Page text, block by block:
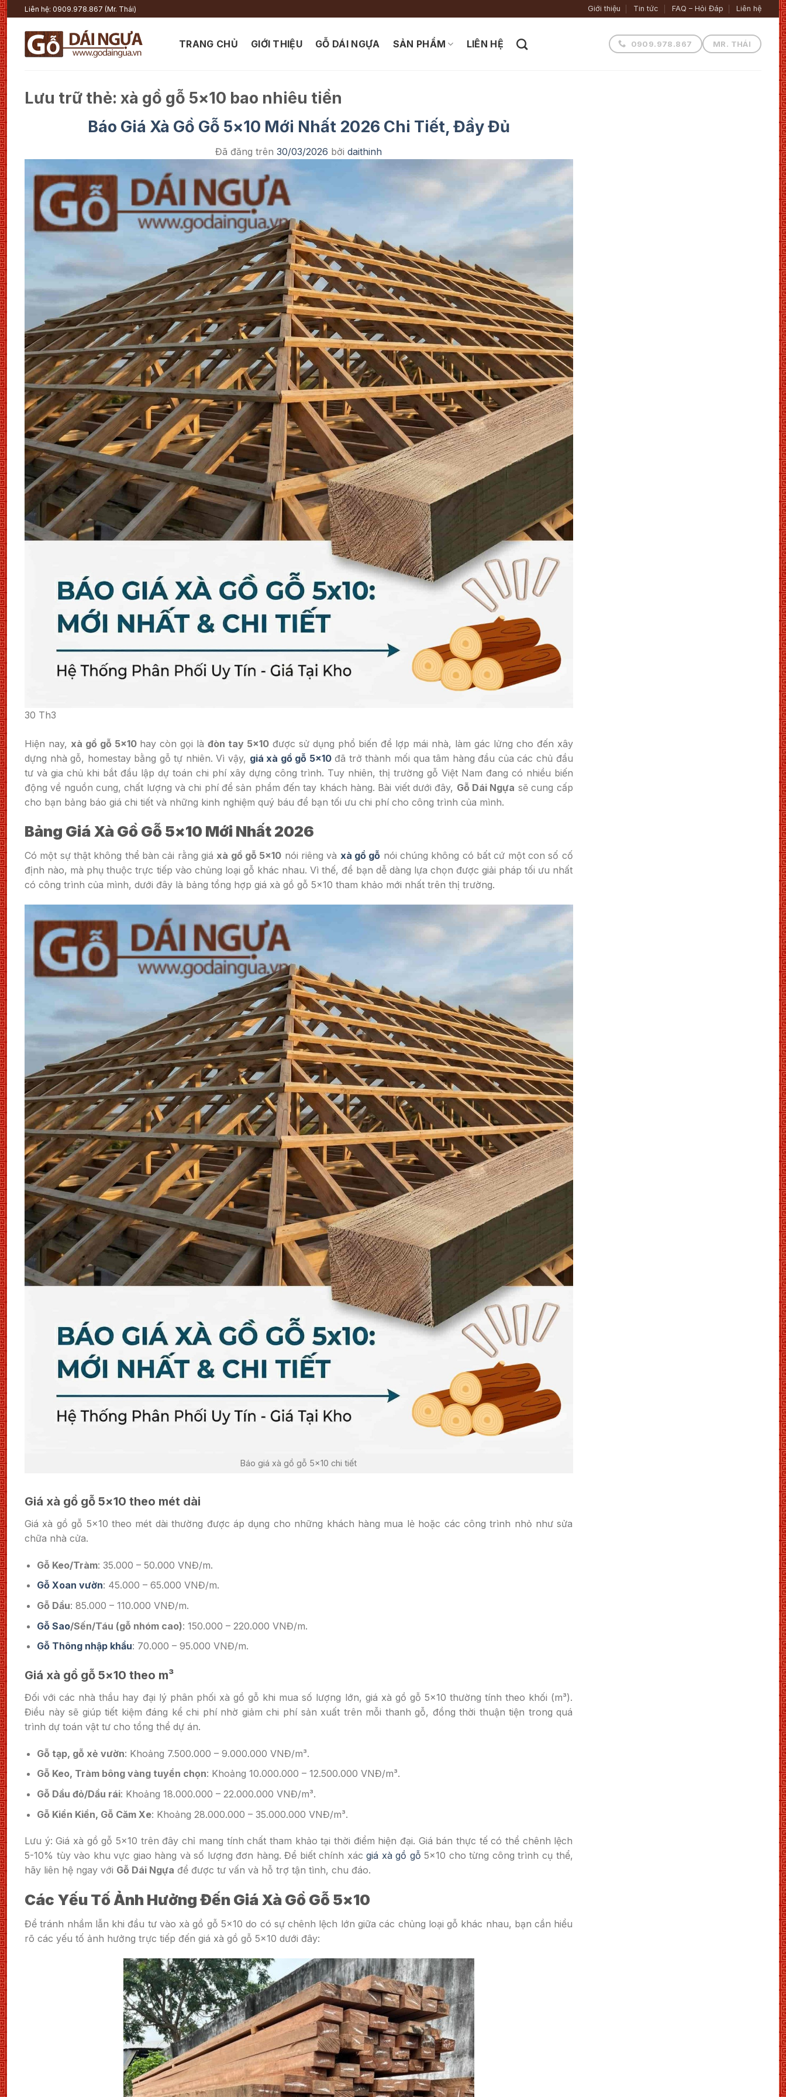
Chuyển
đến
nội
dung
Liên hệ: 0909.978.867 (Mr. Thái) Giới thiệu Tin tức FAQ – Hỏi Đáp Liên hệ
TRANG CHỦ GIỚI THIỆU GỖ DÁI NGỰA SẢN PHẨM LIÊN HỆ 0909.978.867 MR. THÁI
Lưu trữ thẻ: xà gồ gỗ 5×10 bao nhiêu tiền
Báo Giá Xà Gồ Gỗ 5×10 Mới Nhất 2026 Chi Tiết, Đầy Đủ
Đã đăng trên30/03/2026 bởidaithinh
30 Th3
Hiện nay, xà gồ gỗ 5×10hay còn gọi làđòn tay 5×10được sử dụng phổ biến để lợp mái nhà, làm gác lửng cho đến xây
dựng nhà gỗ, homestay bằng gỗ tự nhiên. Vì vậy, giá xà gồ gỗ 5×10đã trở thành mối qua tâm hàng đầu của các chủ đầu
tư và gia chủ khi bắt đầu lập dự toán chi phí xây dựng công trình. Tuy nhiên, thị trường gỗ Việt Nam đang có nhiều biến
động về nguồn cung, chất lượng và chi phí để sản phẩm đến tay khách hàng. Bài viết dưới đây, Gỗ Dái Ngựa sẽ cung cấp
cho bạn bảng báo giá chi tiết và những kinh nghiệm quý báu để bạn tối ưu chi phí cho công trình của mình.
Bảng Giá Xà Gồ Gỗ 5×10 Mới Nhất 2026
Có một sự thật không thể bàn cải rằng giá xà gồ gỗ 5×10 nói riêng và xà gồ gỗ nói chúng không có bất cứ một con số cố
định nào, mà phụ thuộc trực tiếp vào chủng loại gỗ khác nhau. Vì thế, để bạn dễ dàng lựa chọn được giải pháp tối ưu nhất
có công trình của mình, dưới đây là bảng tổng hợp giá xà gồ gỗ 5×10 tham khảo mới nhất trên thị trường.
Báo giá xà gồ gỗ 5×10 chi tiết
Giá xà gồ gỗ 5×10 theo mét dài
Giá xà gồ gỗ 5×10 theo mét dài thường được áp dụng cho những khách hàng mua lẻ hoặc các công trình nhỏ như sửa
chữa nhà cửa.
Gỗ Keo/Tràm: 35.000 – 50.000 VNĐ/m.
Gỗ Xoan vườn: 45.000 – 65.000 VNĐ/m.
Gỗ Dầu: 85.000 – 110.000 VNĐ/m.
Gỗ Sao/Sến/Táu (gỗ nhóm cao): 150.000 – 220.000 VNĐ/m.
Gỗ Thông nhập khẩu: 70.000 – 95.000 VNĐ/m.
Giá xà gồ gỗ 5×10 theo m³
Đối với các nhà thầu hay đại lý phân phối xà gồ gỗ khi mua số lượng lớn, giá xà gồ gỗ 5×10 thường tính theo khối (m³).
Điều này sẽ giúp tiết kiệm đáng kể chi phí nhờ giảm chi phí sản xuất trên mỗi thanh gỗ, đồng thời thuận tiện trong quá
trình dự toán vật tư cho tổng thể dự án.
Gỗ tạp, gỗ xẻ vườn: Khoảng 7.500.000 – 9.000.000 VNĐ/m³.
Gỗ Keo, Tràm bông vàng tuyển chọn: Khoảng 10.000.000 – 12.500.000 VNĐ/m³.
Gỗ Dầu đỏ/Dầu rái: Khoảng 18.000.000 – 22.000.000 VNĐ/m³.
Gỗ Kiền Kiền, Gỗ Căm Xe: Khoảng 28.000.000 – 35.000.000 VNĐ/m³.
Lưu ý: Giá xà gồ gỗ 5×10 trên đây chỉ mang tính chất tham khảo tại thời điểm hiện đại. Giá bán thực tế có thể chênh lệch
5-10% tùy vào khu vực giao hàng và số lượng đơn hàng. Để biết chính xácgiá xà gồ gỗ 5×10 cho từng công trình cụ thể,
hãy liên hệ ngay với Gỗ Dái Ngựa để được tư vấn và hỗ trợ tận tình, chu đáo.
Các Yếu Tố Ảnh Hưởng Đến Giá Xà Gồ Gỗ 5×10
Để tránh nhầm lẫn khi đầu tư vào xà gồ gỗ 5×10 do có sự chênh lệch lớn giữa các chủng loại gỗ khác nhau, bạn cần hiểu
rõ các yếu tố ảnh hưởng trực tiếp đến giá xà gồ gỗ 5×10 dưới đây: